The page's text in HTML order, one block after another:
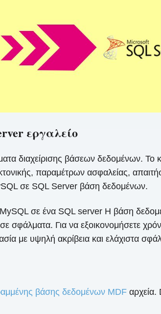
εργαλείο
διαχείρισης βάσεων δεδομένων. Το
παραμέτρων ασφαλείας,
σε SQL Server βάση δεδομένων.
σε ένα SQL server Η βάση
σφάλματα. Για να εξοικονομήσετε
με υψηλή ακρίβεια και ελάχιστα
βάσης δεδομένων MDFαρχεία.